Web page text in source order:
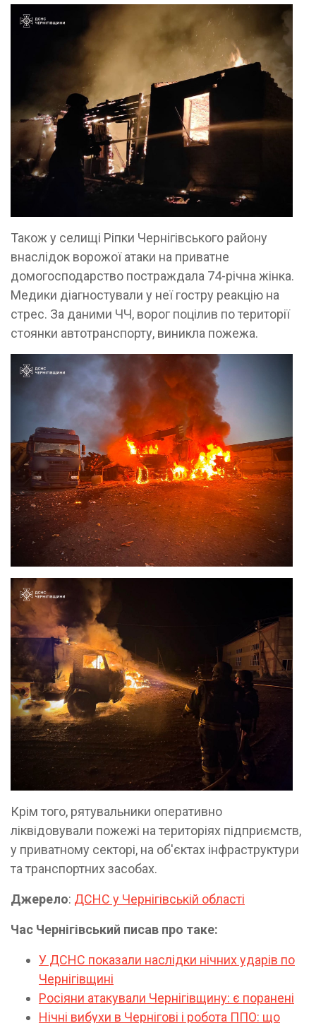
Також у селищі Ріпки Чернігівського району
внаслідок ворожої атаки на приватне
домогосподарство постраждала 74-річна жінка.
Медики діагностували у неї гостру реакцію на
стрес. За даними ЧЧ, ворог поцілив по території
стоянки автотранспорту, виникла пожежа.
Крім того, рятувальники оперативно
ліквідовували пожежі на територіях підприємств,
у приватному секторі, на об'єктах інфраструктури
та транспортних засобах.
Джерело: ДСНС у Чернігівській області
Час Чернігівський писав про таке:
У ДСНС показали наслідки нічних ударів по
Чернігівщині
Росіяни атакували Чернігівщину: є поранені
Нічні вибухи в Чернігові і робота ППО: що